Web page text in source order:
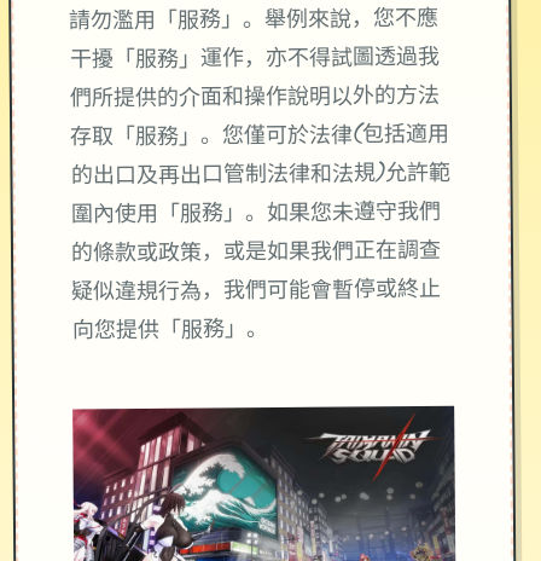
請勿濫用「服務」。舉例來說，您不應
干擾「服務」運作，亦不得試圖透過我
們所提供的介面和操作說明以外的方法
存取「服務」。您僅可於法律(包括適用
的出口及再出口管制法律和法規)允許範
圍內使用「服務」。如果您未遵守我們
的條款或政策，或是如果我們正在調查
疑似違規行為，我們可能會暫停或終止
向您提供「服務」。